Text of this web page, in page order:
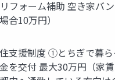
フォーム補助 空き家バ
合10万円）
支援制度 ①とちぎで暮
を交付 最大30万円（家